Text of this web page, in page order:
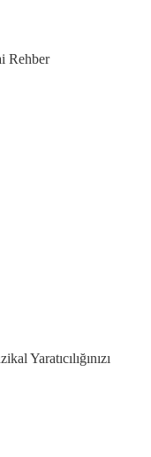
Rehber
Yaratıcılığınızı